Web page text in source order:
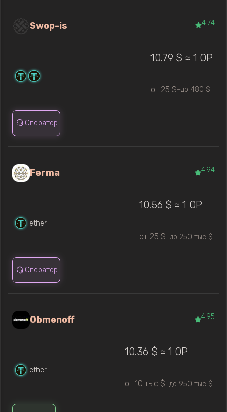
Swop-is 4.74
10.79 $ ≈ 1 OP
от 25 $—до 480 $
Оператор
Ferma 4.94
Tether
10.56 $ ≈ 1 OP
от 25 $—до 250 тыс $
Оператор
Obmenoff 4.95
Tether
10.36 $ ≈ 1 OP
от 10 тыс $—до 950 тыс $